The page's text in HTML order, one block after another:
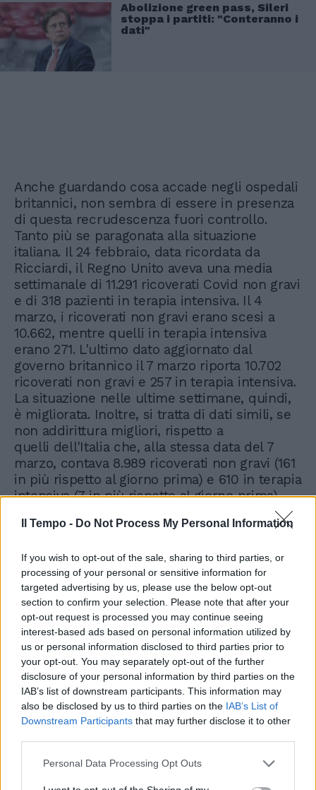
Il Tempo - Do Not Process My Personal Information
If you wish to opt-out of the sale, sharing to third parties, or
processing of your personal or sensitive information for
targeted advertising by us, please use the below opt-out
section to confirm your selection. Please note that after your
opt-out request is processed you may continue seeing
interest-based ads based on personal information utilized by
us or personal information disclosed to third parties prior to
your opt-out. You may separately opt-out of the further
disclosure of your personal information by third parties on the
IAB’s list of downstream participants. This information may
also be disclosed by us to third parties on the IAB’s List of
Downstream Participants that may further disclose it to other
Personal Data Processing Opt Outs
Abolizione green pass, Sileri
stoppa i partiti: "Conteranno i
dati"
Anche guardando cosa accade negli ospedali
britannici, non sembra di essere in presenza
di questa recrudescenza fuori controllo.
Tanto più se paragonata alla situazione
italiana. Il 24 febbraio, data ricordata da
Ricciardi, il Regno Unito aveva una media
settimanale di 11.291 ricoverati Covid non gravi
e di 318 pazienti in terapia intensiva. Il 4
marzo, i ricoverati non gravi erano scesi a
10.662, mentre quelli in terapia intensiva
erano 271. L'ultimo dato aggiornato dal
governo britannico il 7 marzo riporta 10.702
ricoverati non gravi e 257 in terapia intensiva.
La situazione nelle ultime settimane, quindi,
è migliorata. Inoltre, si tratta di dati simili, se
non addirittura migliori, rispetto a
quelli dell'Italia che, alla stessa data del 7
marzo, contava 8.989 ricoverati non gravi (161
in più rispetto al giorno prima) e 610 in terapia
intensiva (7 in più rispetto al giorno prima).